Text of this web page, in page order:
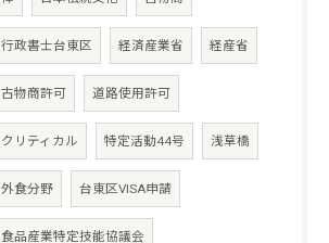
行政書士台東区 経済産業省 経産省
古物商許可 道路使用許可
クリティカル 特定活動44号 浅草橋
外食分野 台東区VISA申請
食品産業特定技能協議会